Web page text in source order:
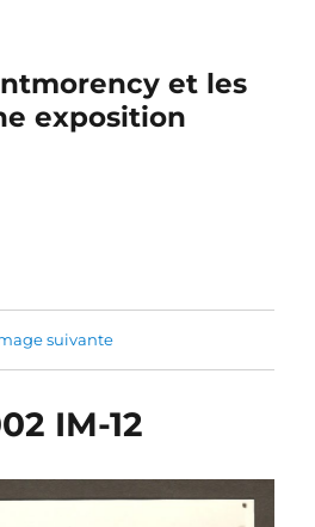
et les
exposition
suivante
IM-12